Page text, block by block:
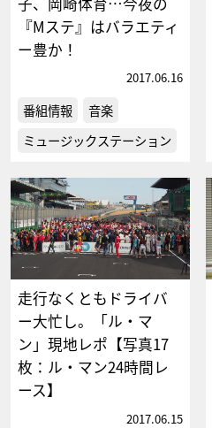
『Mステ』はバラエティ
ー豊か！
2017.06.16
番組情報
音楽
ミュージックステーション
走行なくともドライバ
ー大忙し。「ル・マ
ン」現地レポ【写真17
枚：ル・マン24時間レ
ース】
2017.06.15